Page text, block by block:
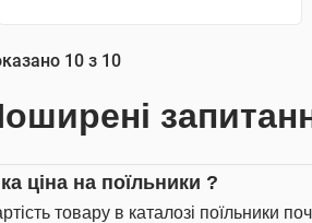
АНАЛОГИ
10 з 10
ціна на поїльники ?
товару в каталозі поїльники